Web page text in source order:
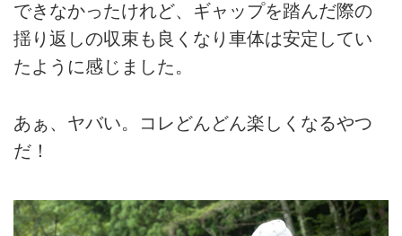
できなかったけれど、ギャップを踏んだ際の
揺り返しの収束も良くなり車体は安定してい
たように感じました。
あぁ、ヤバい。コレどんどん楽しくなるやつ
だ！